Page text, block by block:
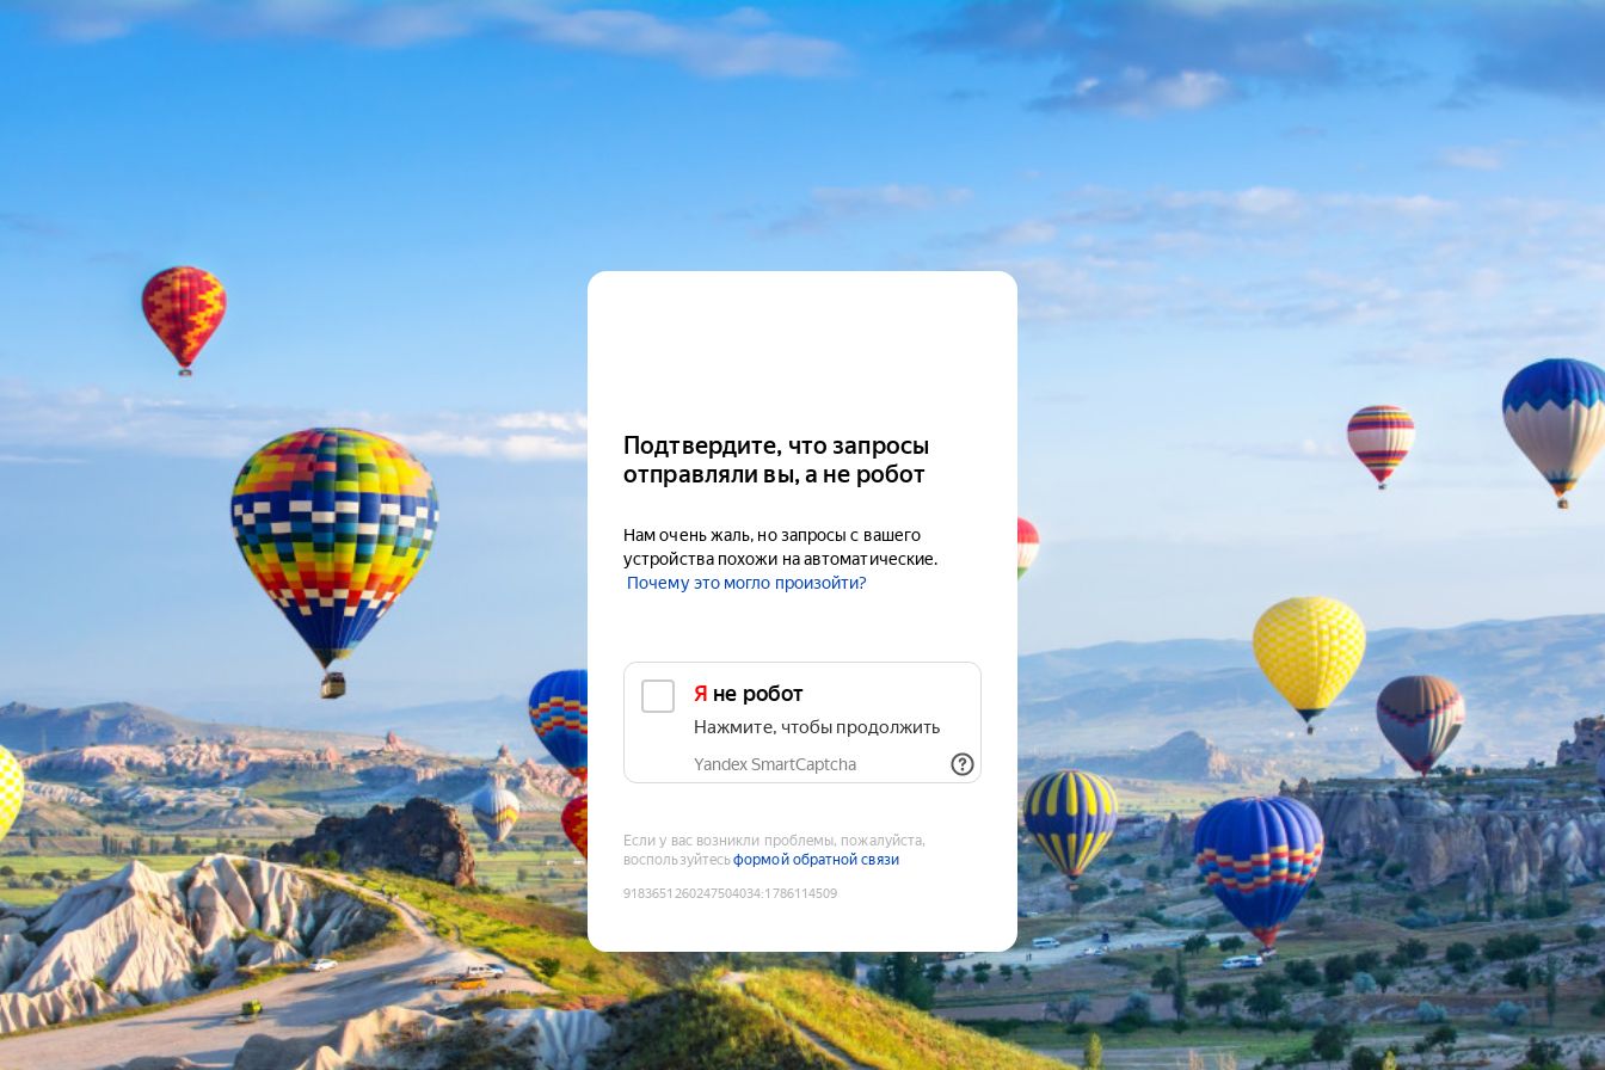
Подтвердите, что запросы
отправляли вы, а не робот
Нам очень жаль, но запросы с вашего
устройства похожи на автоматические.
Почему это могло произойти?
Я не робот
Нажмите, чтобы продолжить
Yandex SmartCaptcha
Если у вас возникли проблемы, пожалуйста,
воспользуйтесьформой обратной связи
9183651260247504034:1786114509